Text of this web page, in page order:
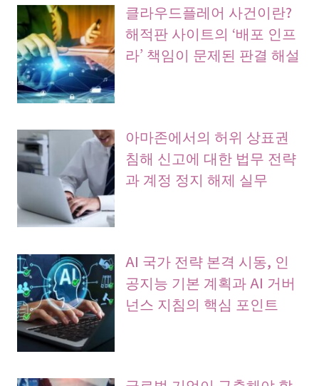
클라우드플레어 사건이란?
해적판 사이트의 ‘배포 인프
라’ 책임이 문제된 판결 해설
아마존에서의 허위 상표권
침해 신고에 대한 법무 전략
과 계정 정지 해제 실무
AI 국가 전략 본격 시동, 인
공지능 기본 계획과 AI 거버
넌스 지침의 핵심 포인트